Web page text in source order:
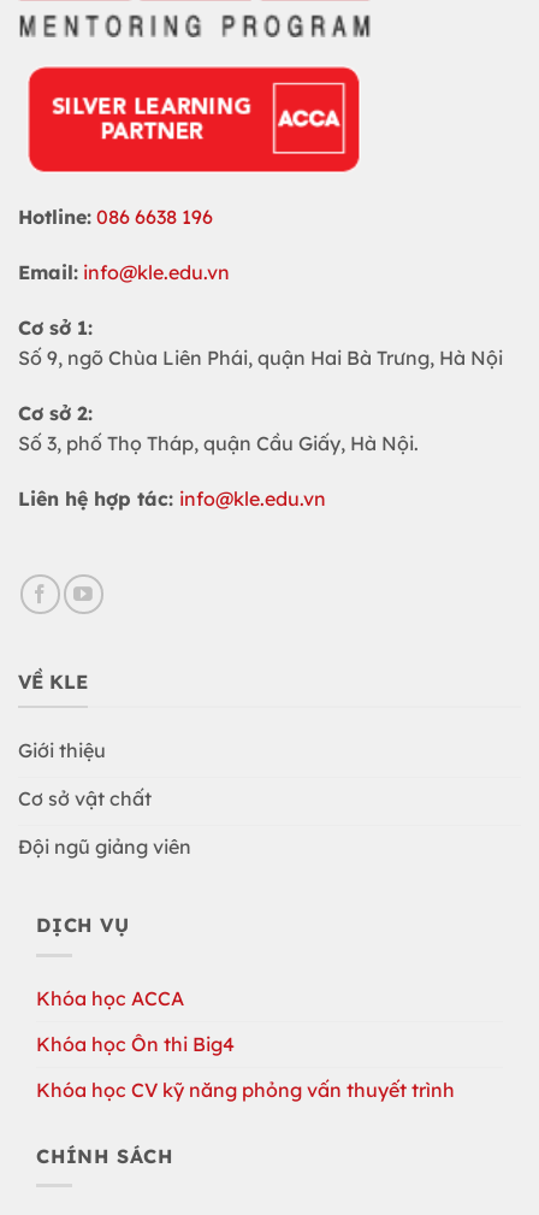
Hotline: 086 6638 196
Email: info@kle.edu.vn
Cơ sở 1:
Số 9, ngõ Chùa Liên Phái, quận Hai Bà Trưng, Hà Nội
Cơ sở 2:
Số 3, phố Thọ Tháp, quận Cầu Giấy, Hà Nội.
Liên hệ hợp tác: info@kle.edu.vn
VỀ KLE
Giới thiệu
Cơ sở vật chất
Đội ngũ giảng viên
DỊCH VỤ
Khóa học ACCA
Khóa học Ôn thi Big4
Khóa học CV kỹ năng phỏng vấn thuyết trình
CHÍNH SÁCH